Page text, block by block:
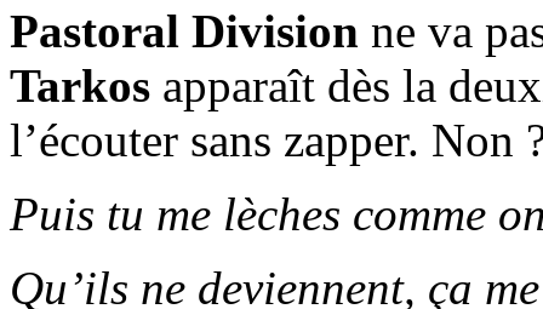
Pastoral Division ne va
Tarkos apparaît dès la
l’écouter sans zapper. Non
Puis tu me lèches comme
Qu’ils ne deviennent, ça